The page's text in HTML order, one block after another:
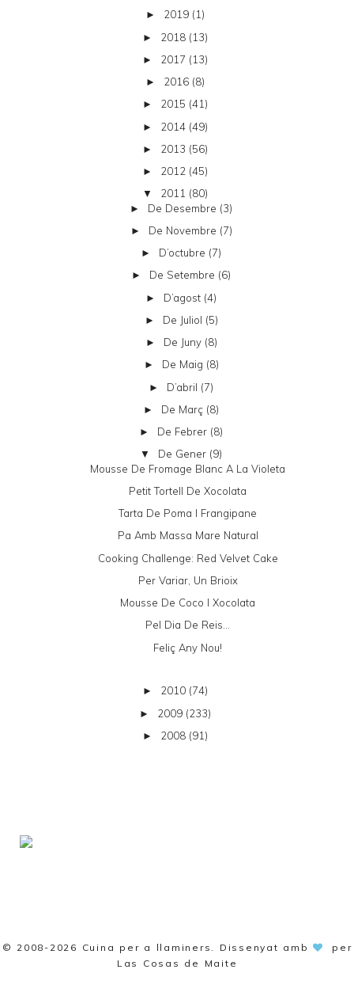
► 2019 (1)
► 2018 (13)
► 2017 (13)
► 2016 (8)
► 2015 (41)
► 2014 (49)
► 2013 (56)
► 2012 (45)
▼ 2011 (80)
► De Desembre (3)
► De Novembre (7)
► D’octubre (7)
► De Setembre (6)
► D’agost (4)
► De Juliol (5)
► De Juny (8)
► De Maig (8)
► D’abril (7)
► De Març (8)
► De Febrer (8)
▼ De Gener (9)
Mousse De Fromage Blanc A La Violeta
Petit Tortell De Xocolata
Tarta De Poma I Frangipane
Pa Amb Massa Mare Natural
Cooking Challenge: Red Velvet Cake
Per Variar, Un Brioix
Mousse De Coco I Xocolata
Pel Dia De Reis...
Feliç Any Nou!
► 2010 (74)
► 2009 (233)
► 2008 (91)
© 2008-2026 Cuina per a llaminers . Dissenyat amb
per
Las Cosas de Maite